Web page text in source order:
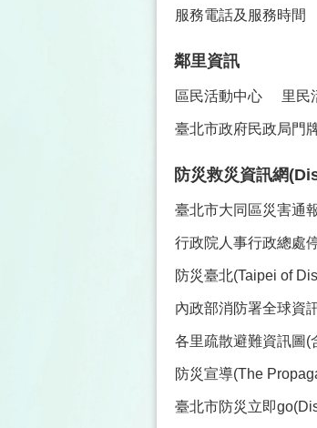
服務電話及服務時間
鄰里資訊
區民活動中心 里民
臺北市政府民政局門
防災救災資訊網
臺北市大同區災害通
行政院人事行政總處
防災臺北(Taipei of
內政部消防署全球資
各里疏散避難資訊圖(
防災宣導(The
臺北市防災立即